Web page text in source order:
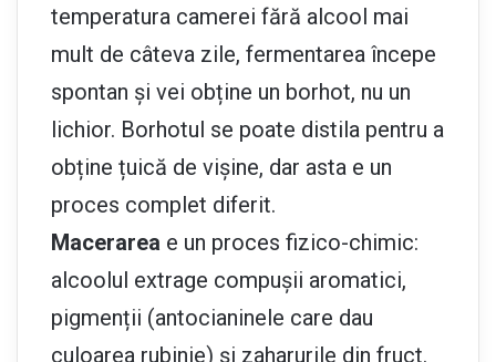
temperatura camerei fără alcool mai
mult de câteva zile, fermentarea începe
spontan și vei obține un borhot, nu un
lichior. Borhotul se poate distila pentru a
obține țuică de vișine, dar asta e un
proces complet diferit.
Macerarea e un proces fizico-chimic:
alcoolul extrage compușii aromatici,
pigmenții (antocianinele care dau
culoarea rubinie) și zaharurile din fruct.